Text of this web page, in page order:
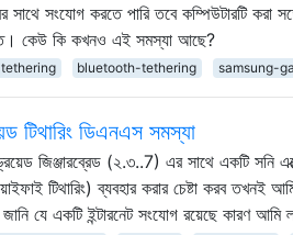
সাথে সংযোগ করতে পারি তবে কম্পিউটারটি করা
কেউ কি কখনও এই সমস্যা আছে?
tethering bluetooth-tethering samsung-
টিথারিং ডিএনএস সমস্যা
জিঞ্জারব্রেড (২.৩..7) এর সাথে একটি সনি
টিথারিং) ব্যবহার করার চেষ্টা করব তখনই
যে একটি ইন্টারনেট সংযোগ রয়েছে কারণ